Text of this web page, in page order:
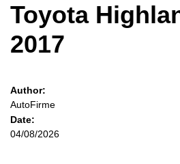
Toyota
2017
Author:
AutoFirme
Date:
04/08/2026